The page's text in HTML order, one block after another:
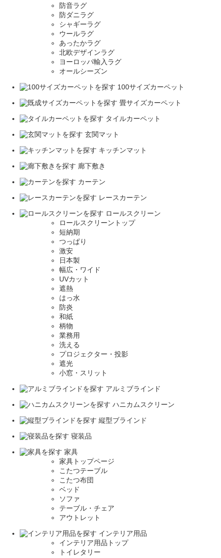
防音ラグ
防ダニラグ
シャギーラグ
ウールラグ
あったかラグ
北欧デザインラグ
ヨーロッパ輸入ラグ
オールシーズン
100サイズカーペット
畳サイズカーペット
タイルカーペット
玄関マット
キッチンマット
廊下敷き
カーテン
レースカーテン
ロールスクリーン
ロールスクリーントップ
短納期
つっぱり
激安
日本製
幅広・ワイド
UVカット
遮熱
はっ水
防炎
和紙
柄物
業務用
洗える
プロジェクター・投影
遮光
小窓・スリット
アルミブラインド
ハニカムスクリーン
縦型ブラインド
寝装品
家具
家具トップページ
こたつテーブル
こたつ布団
ベッド
ソファ
テーブル・チェア
アウトレット
インテリア用品
インテリア用品トップ
トイレタリー